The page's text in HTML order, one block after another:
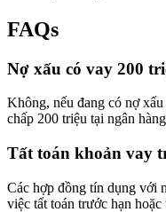
FAQs
Nợ xấu có vay 200
Không, nếu đang có nợ
chấp 200 triệu tại ngân
Tất toán khoản vay
Các hợp đồng tín dụng với
việc tất toán trước hạn hoặc